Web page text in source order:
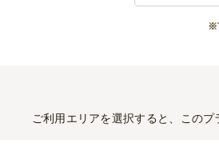
※
ご利用エリアを選択すると、この